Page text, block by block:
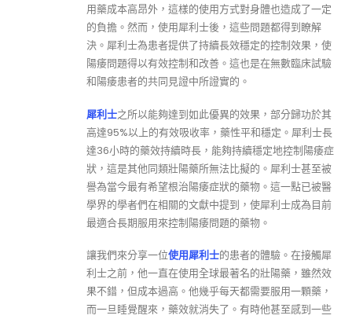
用藥成本高昂外，這樣的使用方式對身體也造成了一定
的負擔。然而，使用犀利士後，這些問題都得到瞭解
決。犀利士為患者提供了持續長效穩定的控制效果，使
陽痿問題得以有效控制和改善。這也是在無數臨床試驗
和陽痿患者的共同見證中所證實的。
犀利士之所以能夠達到如此優異的效果，部分歸功於其
高達95%以上的有效吸收率，藥性平和穩定。犀利士長
達36小時的藥效持續時長，能夠持續穩定地控制陽痿症
狀，這是其他同類壯陽藥所無法比擬的。犀利士甚至被
譽為當今最有希望根治陽痿症狀的藥物。這一點已被醫
學界的學者們在相關的文獻中提到，使犀利士成為目前
最適合長期服用來控制陽痿問題的藥物。
讓我們來分享一位使用犀利士的患者的體驗。在接觸犀
利士之前，他一直在使用全球最著名的壯陽藥，雖然效
果不錯，但成本過高。他幾乎每天都需要服用一顆藥，
而一旦睡覺醒來，藥效就消失了。有時他甚至感到一些